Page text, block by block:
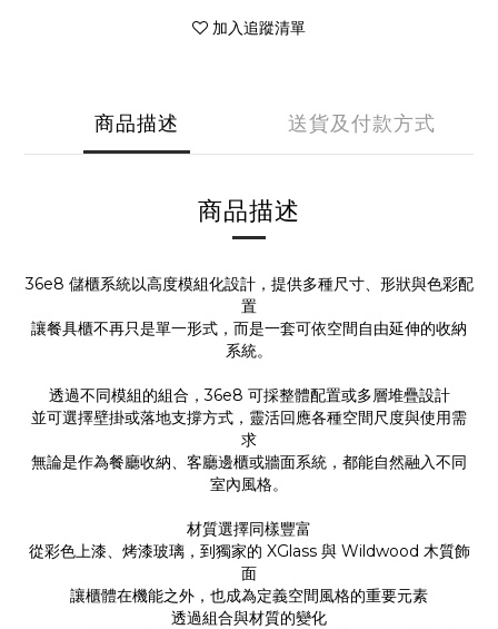
加入追蹤清單
商品描述 送貨及付款方式
商品描述
36e8 儲櫃系統以高度模組化設計，提供多種尺寸、形狀與色彩配
置
讓餐具櫃不再只是單一形式，而是一套可依空間自由延伸的收納
系統。
透過不同模組的組合，36e8 可採整體配置或多層堆疊設計
並可選擇壁掛或落地支撐方式，靈活回應各種空間尺度與使用需
求
無論是作為餐廳收納、客廳邊櫃或牆面系統，都能自然融入不同
室內風格。
材質選擇同樣豐富
從彩色上漆、烤漆玻璃，到獨家的 XGlass 與 Wildwood 木質飾
面
讓櫃體在機能之外，也成為定義空間風格的重要元素
透過組合與材質的變化